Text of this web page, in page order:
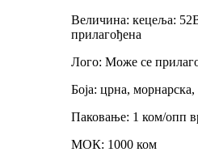
Величина: кецеља:
прилагођена
Лого: Може се
Боја: црна,
Паковање: 1 ком/опп
МОК: 1000 ком